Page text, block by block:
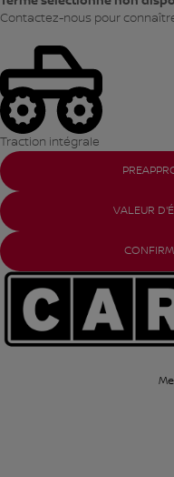
Contactez-nous pour
Traction intégrale
VALEUR